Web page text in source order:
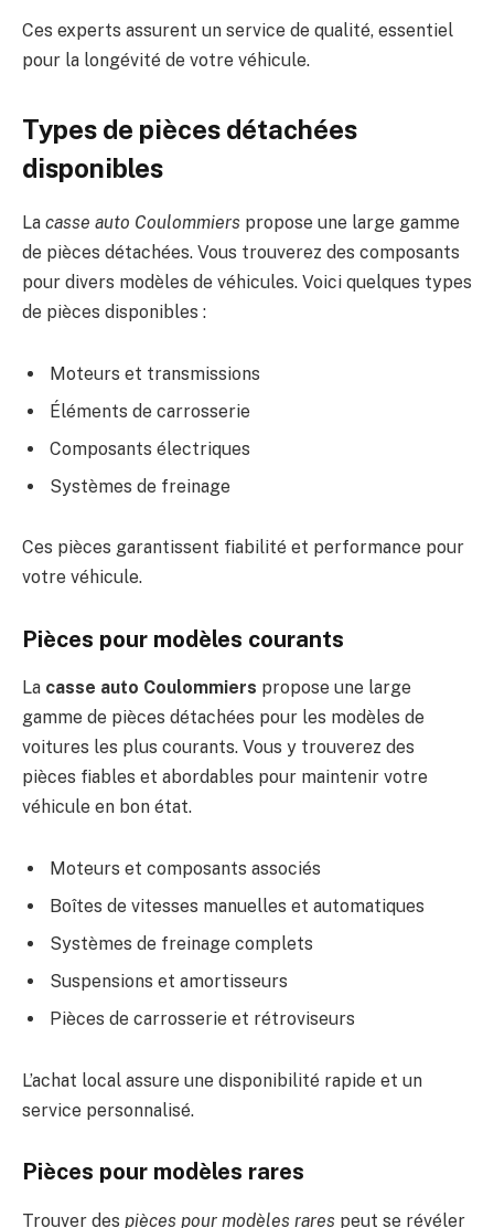
Ces experts assurent un service de qualité, essentiel
pour la longévité de votre véhicule.
Types de pièces détachées
disponibles
La casse auto Coulommiers propose une large gamme
de pièces détachées. Vous trouverez des composants
pour divers modèles de véhicules. Voici quelques types
de pièces disponibles :
Moteurs et transmissions
Éléments de carrosserie
Composants électriques
Systèmes de freinage
Ces pièces garantissent fiabilité et performance pour
votre véhicule.
Pièces pour modèles courants
La casse auto Coulommiers propose une large
gamme de pièces détachées pour les modèles de
voitures les plus courants. Vous y trouverez des
pièces fiables et abordables pour maintenir votre
véhicule en bon état.
Moteurs et composants associés
Boîtes de vitesses manuelles et automatiques
Systèmes de freinage complets
Suspensions et amortisseurs
Pièces de carrosserie et rétroviseurs
L’achat local assure une disponibilité rapide et un
service personnalisé.
Pièces pour modèles rares
Trouver des pièces pour modèles rares peut se révéler